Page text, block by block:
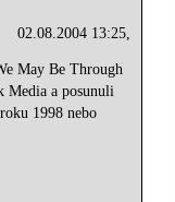
02.08.2004 13:25,
May Be Through
Media a posunuli
1998 nebo